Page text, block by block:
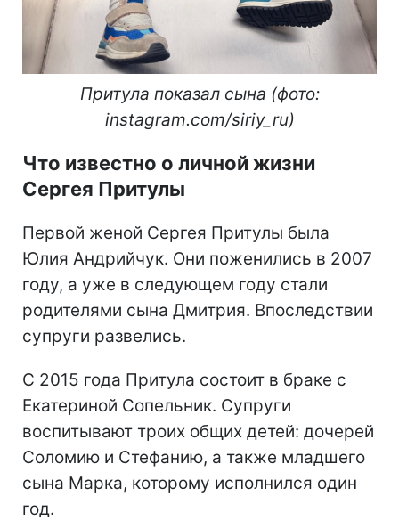
Притула показал сына (фото:
instagram.com/siriy_ru)
Что известно о личной жизни
Сергея Притулы
Первой женой Сергея Притулы была
Юлия Андрийчук. Они поженились в 2007
году, а уже в следующем году стали
родителями сына Дмитрия. Впоследствии
супруги развелись.
С 2015 года Притула состоит в браке с
Екатериной Сопельник. Супруги
воспитывают троих общих детей: дочерей
Соломию и Стефанию, а также младшего
сына Марка, которому исполнился один
год.